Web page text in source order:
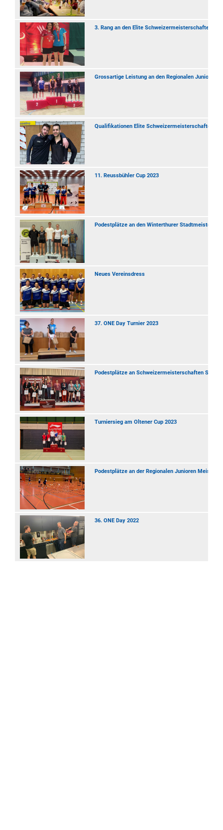
3. Rang an den Elite Schweizermeisterschaften
Grossartige Leistung an den Regionalen Junioren
Qualifikationen Elite Schweizermeisterschaften
11. Reussbühler Cup 2023
Podestplätze an den Winterthurer
Neues Vereinsdress
37. ONE Day Turnier 2023
Podestplätze an Schweizermeisterschaften
Turniersieg am Oltener Cup 2023
Podestplätze an der Regionalen Junioren
36. ONE Day 2022